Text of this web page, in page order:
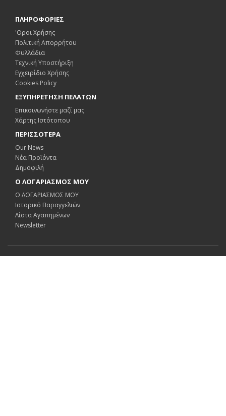
ΠΛΗΡΟΦΟΡΙΕΣ
'Οροι Χρήσης
Πολιτική Απορρήτου
Φυλλάδια
Τεχνική Υποστήριξη
Εγχειρίδιο Χρήσης
Cookies Policy
ΕΞΥΠΗΡΕΤΗΣΗ ΠΕΛΑΤΩΝ
Επικοινωνήστε μαζί μας
Χάρτης Ιστότοπου
ΠΕΡΙΣΣΟΤΕΡΑ
Our News
Νέα Προϊόντα
Δημοφιλή
Ο ΛΟΓΑΡΙΑΣΜΟΣ ΜΟΥ
Ο ΛΟΓΑΡΙΑΣΜΟΣ ΜΟΥ
Ιστορικό Παραγγελιών
Λίστα Αγαπημένων
Newsletter